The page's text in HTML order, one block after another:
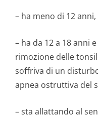
– ha meno di 12 anni,
– ha da 12 a 18 anni
rimozione delle
soffriva di un
apnea ostruttiva del
– sta allattando al